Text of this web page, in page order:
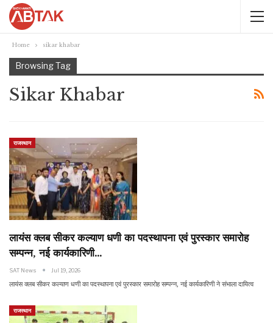
Home sikar khabar
Browsing Tag
Sikar Khabar
राजस्थान
लायंस क्लब सीकर कल्याण धणी का पदस्थापना एवं पुरस्कार समारोह
सम्पन्न, नई कार्यकारिणी…
SAT News Jul 19, 2026
लायंस क्लब सीकर कल्याण धणी का पदस्थापना एवं पुरस्कार समारोह सम्पन्न, नई कार्यकारिणी ने संभाला दायित्व
राजस्थान